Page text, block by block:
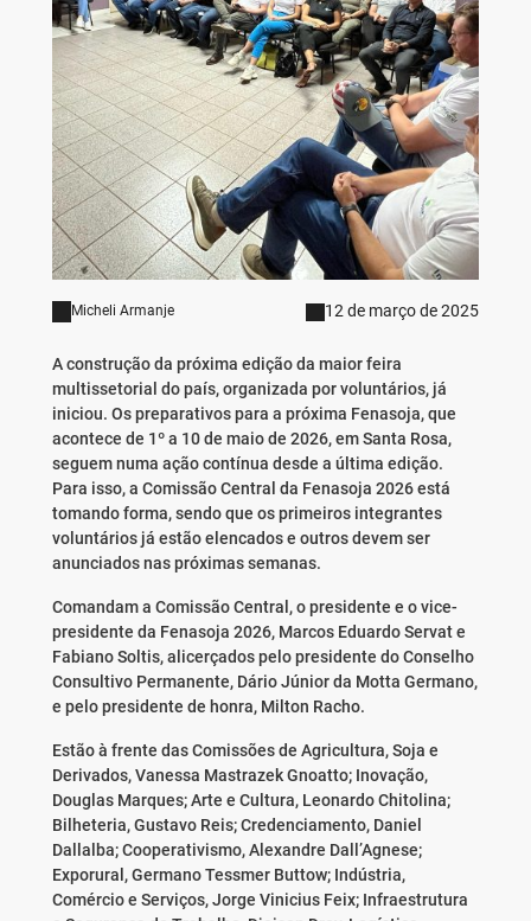
Micheli Armanje 12 de março de 2025
A construção da próxima edição da maior feira
multissetorial do país, organizada por voluntários, já
iniciou. Os preparativos para a próxima Fenasoja, que
acontece de 1º a 10 de maio de 2026, em Santa Rosa,
seguem numa ação contínua desde a última edição.
Para isso, a Comissão Central da Fenasoja 2026 está
tomando forma, sendo que os primeiros integrantes
voluntários já estão elencados e outros devem ser
anunciados nas próximas semanas.
Comandam a Comissão Central, o presidente e o vice-
presidente da Fenasoja 2026, Marcos Eduardo Servat e
Fabiano Soltis, alicerçados pelo presidente do Conselho
Consultivo Permanente, Dário Júnior da Motta Germano,
e pelo presidente de honra, Milton Racho.
Estão à frente das Comissões de Agricultura, Soja e
Derivados, Vanessa Mastrazek Gnoatto; Inovação,
Douglas Marques; Arte e Cultura, Leonardo Chitolina;
Bilheteria, Gustavo Reis; Credenciamento, Daniel
Dallalba; Cooperativismo, Alexandre Dall’Agnese;
Exporural, Germano Tessmer Buttow; Indústria,
Comércio e Serviços, Jorge Vinicius Feix; Infraestrutura